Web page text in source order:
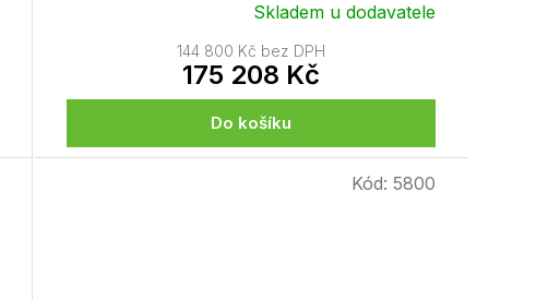
Skladem u dodavatele
144 800 Kč bez DPH
175 208 Kč
Do košíku
Kód: 5800